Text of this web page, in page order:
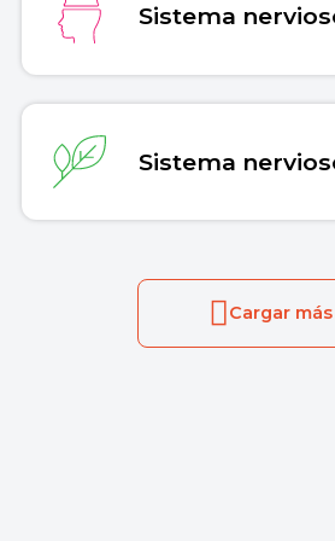
Sistema
Sistema
Cargar más